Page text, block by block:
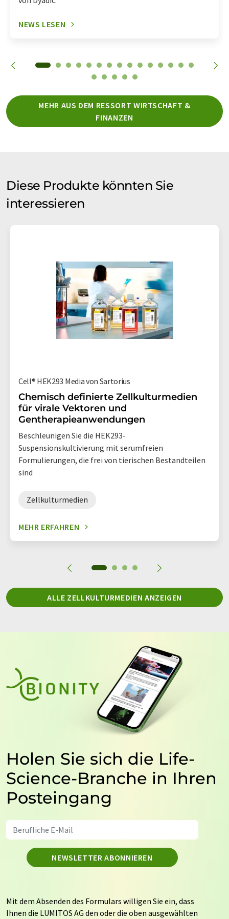
NEWS LESEN
MEHR AUS DEM RESSORT WIRTSCHAFT &
FINANZEN
Diese Produkte könnten Sie
interessieren
Cell® HEK293 Media von Sartorius
Chemisch definierte Zellkulturmedien
für virale Vektoren und
Gentherapieanwendungen
Beschleunigen Sie die HEK293-
Suspensionskultivierung mit serumfreien
Formulierungen, die frei von tierischen Bestandteilen
sind
Zellkulturmedien
MEHR ERFAHREN
ALLE ZELLKULTURMEDIEN ANZEIGEN
Holen Sie sich die Life-
Science-Branche in Ihren
Posteingang
NEWSLETTER ABONNIEREN
Mit dem Absenden des Formulars willigen Sie ein, dass
Ihnen die LUMITOS AG den oder die oben ausgewählten